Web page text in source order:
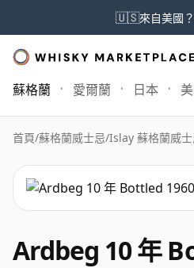
🇺🇸來自美國？
蘇格蘭 愛爾蘭 日本
首頁/蘇格蘭威士忌/Islay 蘇格蘭威士
Ardbeg 10 年